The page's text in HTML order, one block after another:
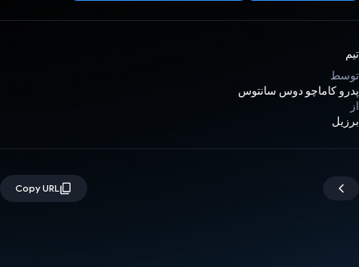
تیم
توسط
پدرو کاماچو دوس سانتوس
از
برزیل